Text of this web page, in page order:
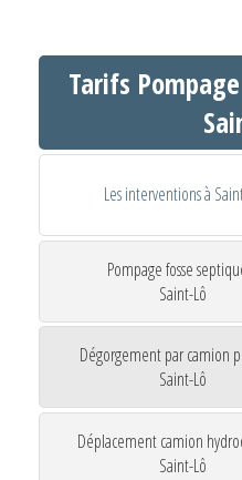
Tarifs
Les interventions à
Pompage fosse
Saint-Lô
Dégorgement par camion
Saint-Lô
Déplacement camion
Saint-Lô